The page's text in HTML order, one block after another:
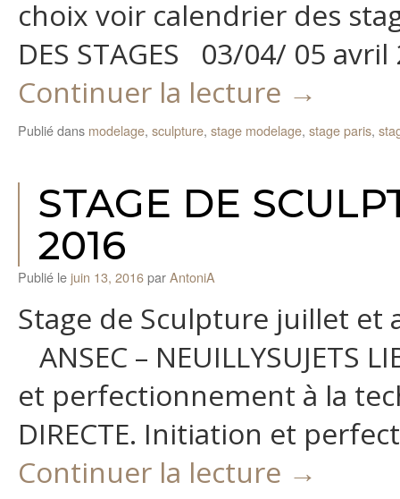
choix voir calendrier des
DES STAGES 03/04/ 05
Continuer la lecture →
Publié dans modelage, sculpture, stage modelage, stage paris,
STAGE DE
2016
Publié le juin 13, 2016parAntoniA
Stage de Sculpture juillet et
ANSEC – NEUILLYSUJETS
et perfectionnement à la
DIRECTE. Initiation et
Continuer la lecture →